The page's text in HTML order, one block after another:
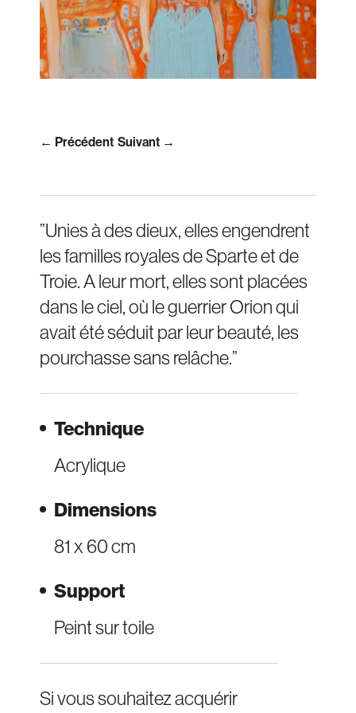
Technique
Acrylique
Dimensions
81 x 60 cm
Support
Peint sur toile
Si vous souhaitez acquérir
← Précédent Suivant →
”Unies à des dieux, elles engendrent
les familles royales de Sparte et de
Troie. A leur mort, elles sont placées
dans le ciel, où le guerrier Orion qui
avait été séduit par leur beauté, les
pourchasse sans relâche.”